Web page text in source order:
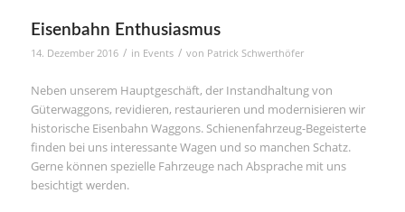
Eisenbahn Enthusiasmus
14. Dezember 2016 / in Events / von Patrick Schwerthöfer
Neben unserem Hauptgeschäft, der Instandhaltung von
Güterwaggons, revidieren, restaurieren und modernisieren wir
historische Eisenbahn Waggons. Schienenfahrzeug-Begeisterte
finden bei uns interessante Wagen und so manchen Schatz.
Gerne können spezielle Fahrzeuge nach Absprache mit uns
besichtigt werden.